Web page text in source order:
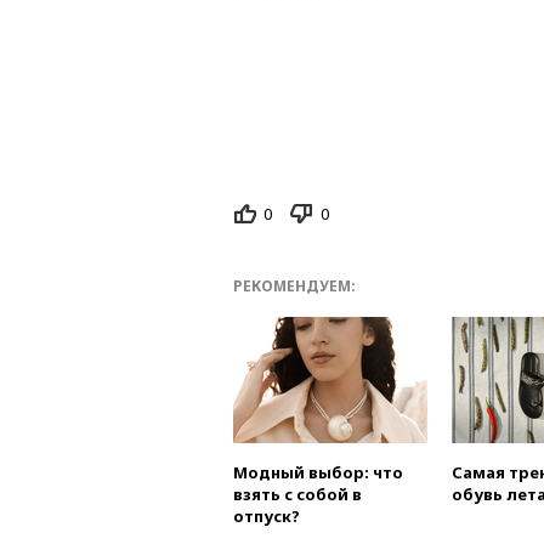
0 0
РЕКОМЕНДУЕМ:
Модный выбор: что
взять с собой в
отпуск?
Самая
обувь